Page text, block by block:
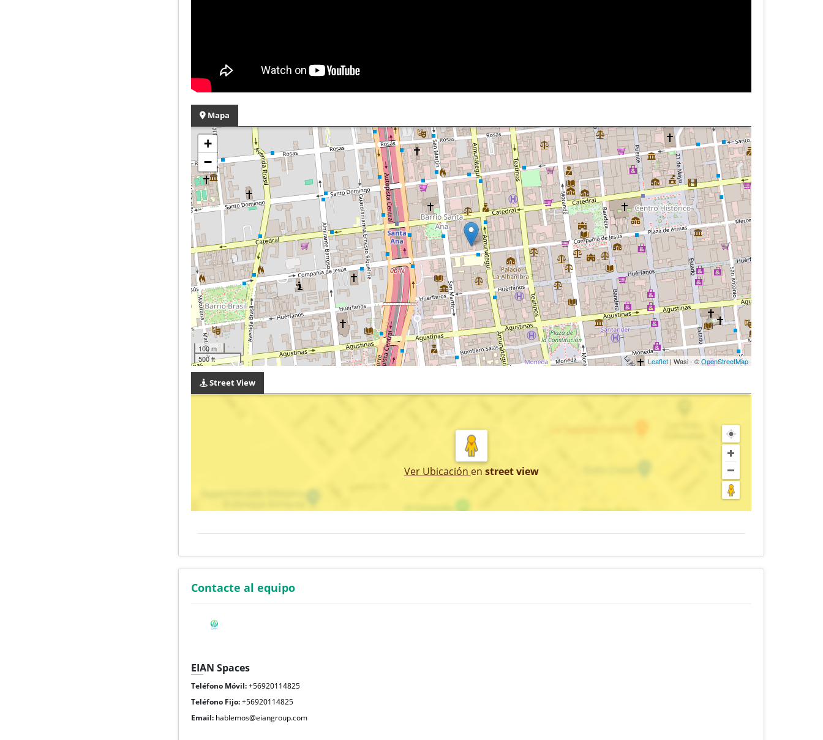
Mapa
+
−
100 m
500 ft
Leaflet| Wasi - ©OpenStreetMap
Street View
Ver Ubicación en street view
Contacte al equipo
EIAN Spaces
Teléfono Móvil:+56920114825
Teléfono Fijo:+56920114825
Email: hablemos@eiangroup.com